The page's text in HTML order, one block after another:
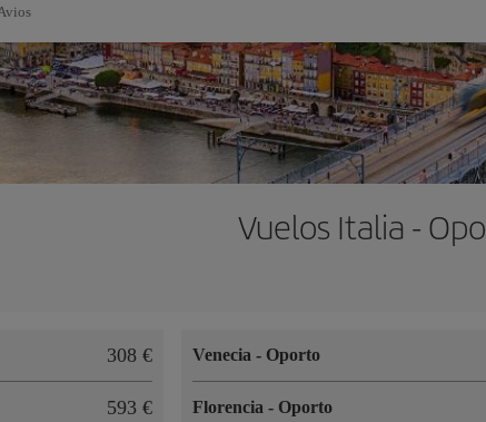
Vuelos Italia -
308
593
Venecia - Oporto
Florencia - Oporto